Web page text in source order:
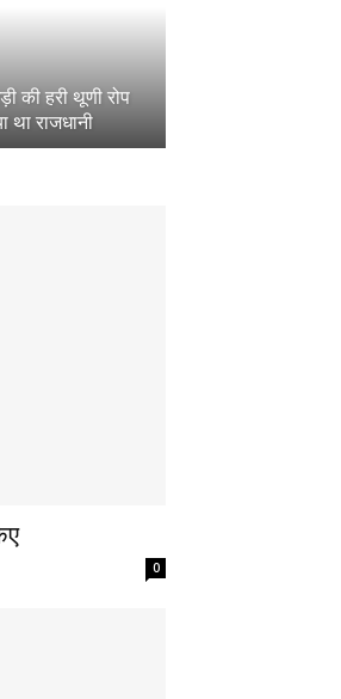
की हरी थूणी रोप
राजधानी
0